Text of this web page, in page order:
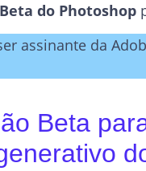
do Photoshop
assinante da
Beta